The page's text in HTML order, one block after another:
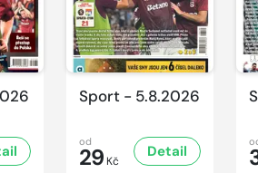
Sport - 5.8.2026
od
29 Kč
Detail